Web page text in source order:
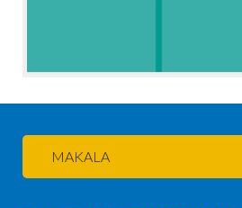
MAKALA